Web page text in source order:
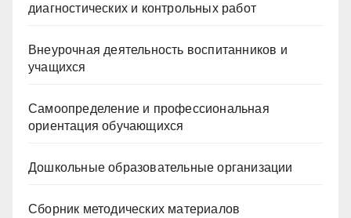
диагностических и контрольных работ
Внеурочная деятельность воспитанников и
учащихся
Самоопределение и профессиональная
ориентация обучающихся
Дошкольные образовательные организации
Сборник методических материалов